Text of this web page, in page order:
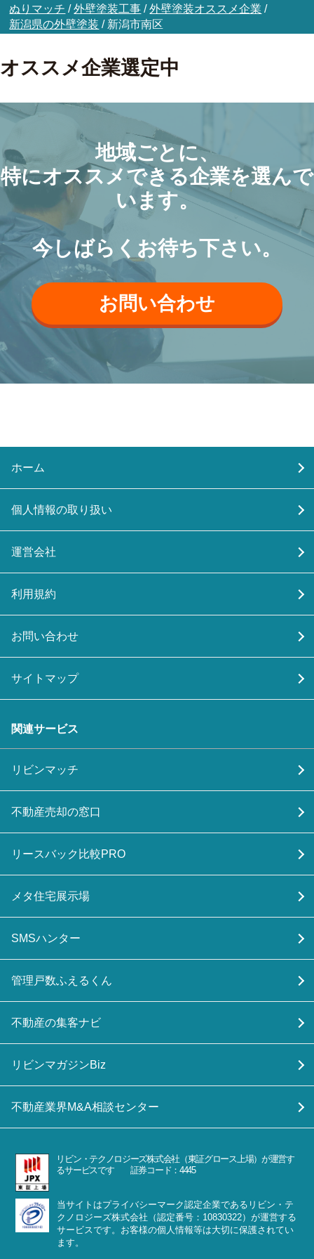
ぬりマッチ /外壁塗装工事 /外壁塗装オススメ企業 /
新潟県の外壁塗装 / 新潟市南区
オススメ企業選定中
地域ごとに、
特にオススメできる企業を選んで
います。
今しばらくお待ち下さい。
お問い合わせ
ホーム
個人情報の取り扱い
運営会社
利用規約
お問い合わせ
サイトマップ
関連サービス
リビンマッチ
不動産売却の窓口
リースバック比較PRO
メタ住宅展示場
SMSハンター
管理戸数ふえるくん
不動産の集客ナビ
リビンマガジンBiz
不動産業界M&A相談センター
リビン・テクノロジーズ株式会社（東証グロース上場）が運営す
るサービスです 証券コード：4445
当サイトはプライバシーマーク認定企業であるリビン・テ
クノロジーズ株式会社（認定番号：10830322）が運営する
サービスです。お客様の個人情報等は大切に保護されてい
ます。